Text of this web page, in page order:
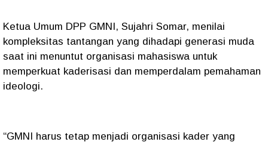
Ketua Umum DPP GMNI, Sujahri Somar, menilai
kompleksitas tantangan yang dihadapi generasi muda
saat ini menuntut organisasi mahasiswa untuk
memperkuat kaderisasi dan memperdalam pemahaman
ideologi.
“GMNI harus tetap menjadi organisasi kader yang